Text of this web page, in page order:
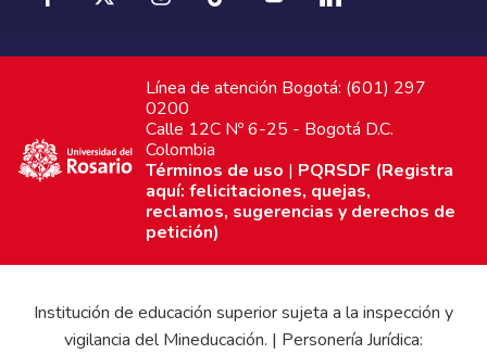
Línea de atención Bogotá: (601) 297
0200
Calle 12C Nº 6-25 - Bogotá D.C.
Colombia
Términos de uso | PQRSDF (Registra
aquí: felicitaciones, quejas,
reclamos, sugerencias y derechos de
petición)
Institución de educación superior sujeta a la inspección y
vigilancia del Mineducación. | Personería Jurídica: